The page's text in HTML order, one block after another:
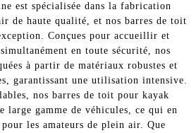
est spécialisée dans la fabrication
de haute qualité, et nos barres de toit
Conçues pour accueillir et
en toute sécurité, nos
à partir de matériaux robustes et
garantissant une utilisation intensive.
nos barres de toit pour kayak
large gamme de véhicules, ce qui en
les amateurs de plein air. Que